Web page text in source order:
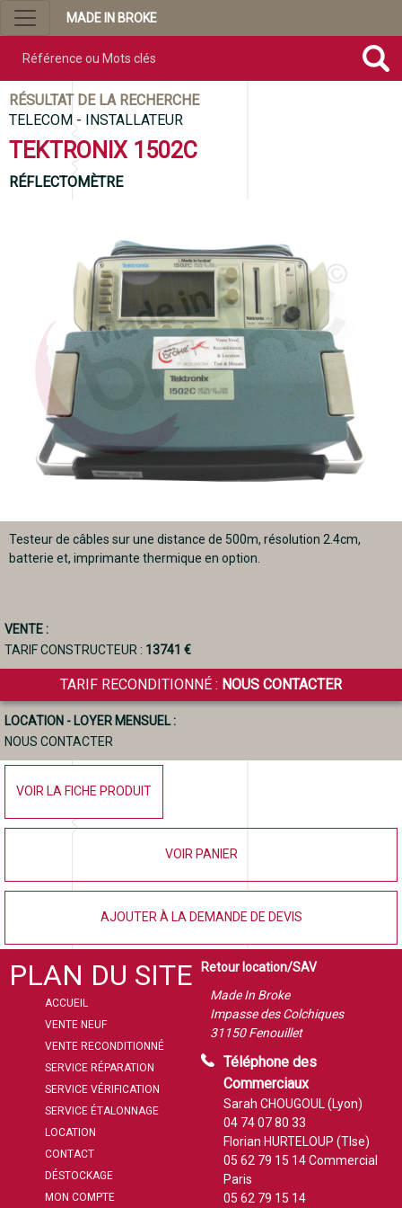
MADE IN BROKE
RÉSULTAT DE LA RECHERCHE
TELECOM - INSTALLATEUR
TEKTRONIX 1502C
RÉFLECTOMÈTRE
Testeur de câbles sur une distance de 500m, résolution 2.4cm,
batterie et, imprimante thermique en option.
VENTE :
TARIF CONSTRUCTEUR : 13741 €
TARIF RECONDITIONNÉ : NOUS CONTACTER
LOCATION - LOYER MENSUEL :
NOUS CONTACTER
VOIR LA FICHE PRODUIT
VOIR PANIER
AJOUTER À LA DEMANDE DE DEVIS
PLAN DU SITE
ACCUEIL
VENTE NEUF
VENTE RECONDITIONNÉ
SERVICE RÉPARATION
SERVICE VÉRIFICATION
SERVICE ÉTALONNAGE
LOCATION
CONTACT
DÉSTOCKAGE
MON COMPTE
Retour location/SAV
Made In Broke
Impasse des Colchiques
31150 Fenouillet
Téléphone des
Commerciaux
Sarah CHOUGOUL (Lyon)
04 74 07 80 33
Florian HURTELOUP (Tlse)
05 62 79 15 14Commercial
Paris
05 62 79 15 14